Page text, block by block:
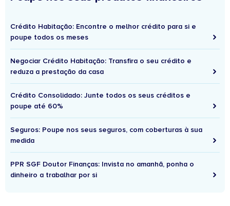
Crédito Habitação: Encontre o melhor crédito para si e
poupe todos os meses
Negociar Crédito Habitação: Transfira o seu crédito e
reduza a prestação da casa
Crédito Consolidado: Junte todos os seus créditos e
poupe até 60%
Seguros: Poupe nos seus seguros, com coberturas à sua
medida
PPR SGF Doutor Finanças: Invista no amanhã, ponha o
dinheiro a trabalhar por si